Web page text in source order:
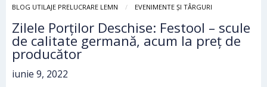
BLOG UTILAJE PRELUCRARE LEMN EVENIMENTE ȘI TÂRGURI
Zilele Porților Deschise: Festool – scule
de calitate germană, acum la preț de
producător
iunie 9, 2022